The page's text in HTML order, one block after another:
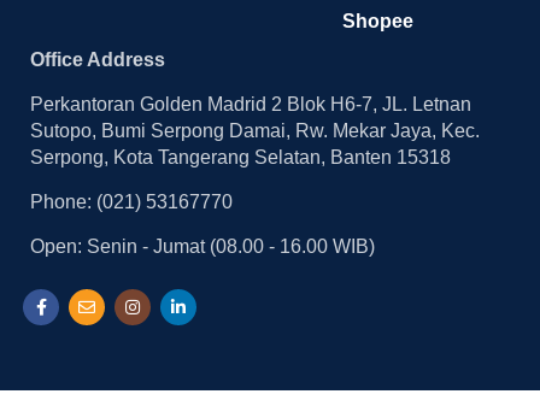
Shopee
Office Address
Perkantoran Golden Madrid 2 Blok H6-7, JL. Letnan
Sutopo, Bumi Serpong Damai, Rw. Mekar Jaya, Kec.
Serpong, Kota Tangerang Selatan, Banten 15318
Phone: (021) 53167770
Open: Senin - Jumat (08.00 - 16.00 WIB)